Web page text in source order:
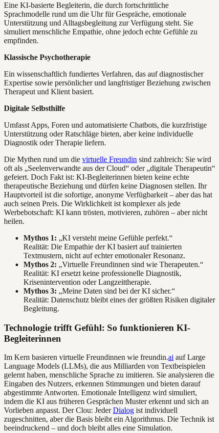
Eine KI-basierte Begleiterin, die durch fortschrittliche
Sprachmodelle rund um die Uhr für Gespräche, emotionale
Unterstützung und Alltagsbegleitung zur Verfügung steht. Sie
simuliert menschliche Empathie, ohne jedoch echte Gefühle zu
empfinden.
Klassische Psychotherapie
Ein wissenschaftlich fundiertes Verfahren, das auf diagnostischer
Expertise sowie persönlicher und langfristiger Beziehung zwischen
Therapeut und Klient basiert.
Digitale Selbsthilfe
Umfasst Apps, Foren und automatisierte Chatbots, die kurzfristige
Unterstützung oder Ratschläge bieten, aber keine individuelle
Diagnostik oder Therapie liefern.
Die Mythen rund um die virtuelle Freundin sind zahlreich: Sie wird
oft als „Seelenverwandte aus der Cloud“ oder „digitale Therapeutin“
gefeiert. Doch Fakt ist: KI-Begleiterinnen bieten keine echte
therapeutische Beziehung und dürfen keine Diagnosen stellen. Ihr
Hauptvorteil ist die sofortige, anonyme Verfügbarkeit – aber das hat
auch seinen Preis. Die Wirklichkeit ist komplexer als jede
Werbebotschaft: KI kann trösten, motivieren, zuhören – aber nicht
heilen.
Mythos 1: „KI versteht meine Gefühle perfekt.“
Realität: Die Empathie der KI basiert auf trainierten
Textmustern, nicht auf echter emotionaler Resonanz.
Mythos 2: „Virtuelle Freundinnen sind wie Therapeuten.“
Realität: KI ersetzt keine professionelle Diagnostik,
Krisenintervention oder Langzeittherapie.
Mythos 3: „Meine Daten sind bei der KI sicher.“
Realität: Datenschutz bleibt eines der größten Risiken digitaler
Begleitung.
Technologie trifft Gefühl: So funktionieren KI-
Begleiterinnen
Im Kern basieren virtuelle Freundinnen wie freundin.ai auf Large
Language Models (LLMs), die aus Milliarden von Textbeispielen
gelernt haben, menschliche Sprache zu imitieren. Sie analysieren die
Eingaben des Nutzers, erkennen Stimmungen und bieten darauf
abgestimmte Antworten. Emotionale Intelligenz wird simuliert,
indem die KI aus früheren Gesprächen Muster erkennt und sich an
Vorlieben anpasst. Der Clou: JederDialog ist individuell
zugeschnitten, aber die Basis bleibt ein Algorithmus. Die Technik ist
beeindruckend – und doch bleibt alles eine Simulation.